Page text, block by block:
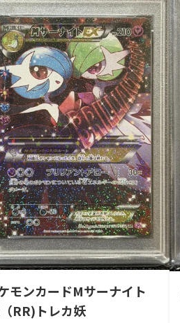
モンカードMサーナイト
RR)トレカ妖